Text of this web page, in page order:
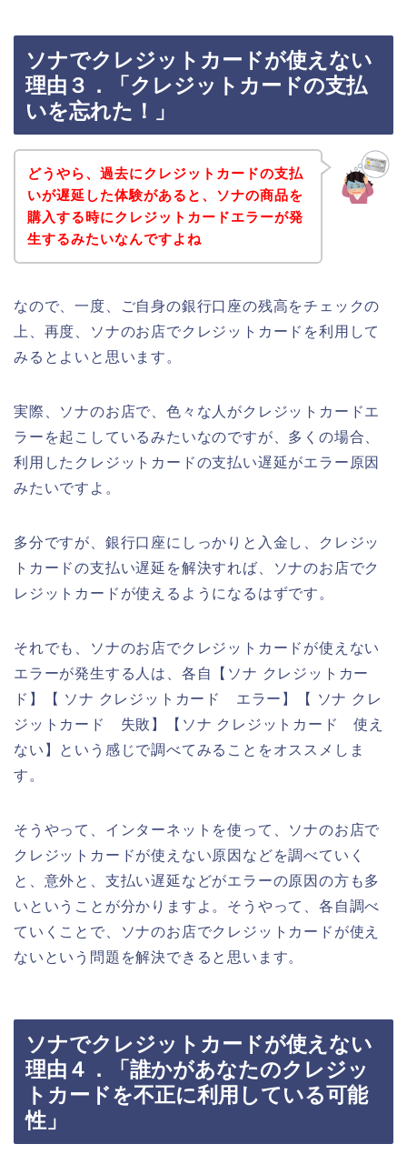
ソナでクレジットカードが使えない
理由３．「クレジットカードの支払
いを忘れた！」
どうやら、過去にクレジットカードの支払
いが遅延した体験があると、ソナの商品を
購入する時にクレジットカードエラーが発
生するみたいなんですよね
なので、一度、ご自身の銀行口座の残高をチェックの
上、再度、ソナのお店でクレジットカードを利用して
みるとよいと思います。
実際、ソナのお店で、色々な人がクレジットカードエ
ラーを起こしているみたいなのですが、多くの場合、
利用したクレジットカードの支払い遅延がエラー原因
みたいですよ。
多分ですが、銀行口座にしっかりと入金し、クレジッ
トカードの支払い遅延を解決すれば、ソナのお店でク
レジットカードが使えるようになるはずです。
それでも、ソナのお店でクレジットカードが使えない
エラーが発生する人は、各自【ソナ クレジットカー
ド】【 ソナ クレジットカード エラー】【 ソナ クレ
ジットカード 失敗】【ソナ クレジットカード 使え
ない】という感じで調べてみることをオススメしま
す。
そうやって、インターネットを使って、ソナのお店で
クレジットカードが使えない原因などを調べていく
と、意外と、支払い遅延などがエラーの原因の方も多
いということが分かりますよ。そうやって、各自調べ
ていくことで、ソナのお店でクレジットカードが使え
ないという問題を解決できると思います。
ソナでクレジットカードが使えない
理由４．「誰かがあなたのクレジッ
トカードを不正に利用している可能
性」